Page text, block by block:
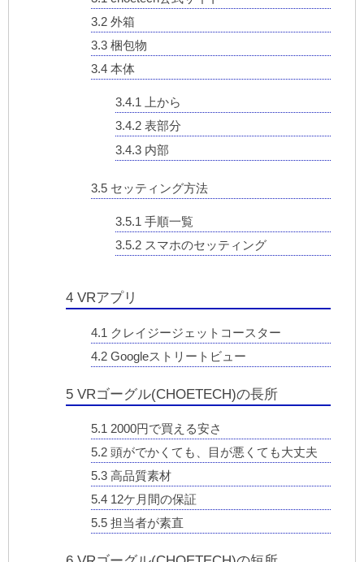
3.2外箱
3.3梱包物
3.4本体
3.4.1 上から
3.4.2 表部分
3.4.3 内部
3.5セッティング方法
3.5.1 手順一覧
3.5.2 スマホのセッティング
4 VRアプリ
4.1 クレイジージェットコースター
4.2Googleストリートビュー
5 VRゴーグル(CHOETECH)の長所
5.1 2000円で買える安さ
5.2頭がでかくても、目が悪くても大丈夫
5.3高品質素材
5.412ケ月間の保証
5.5担当者が素直